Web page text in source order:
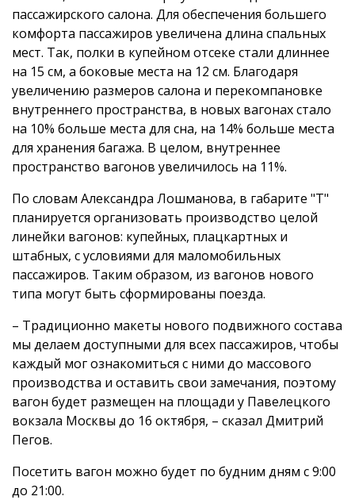
пассажирского салона. Для обеспечения большего
комфорта пассажиров увеличена длина спальных
мест. Так, полки в купейном отсеке стали длиннее
на 15 см, а боковые места на 12 см. Благодаря
увеличению размеров салона и перекомпановке
внутреннего пространства, в новых вагонах стало
на 10% больше места для сна, на 14% больше места
для хранения багажа. В целом, внутреннее
пространство вагонов увеличилось на 11%.
По словам Александра Лошманова, в габарите "Т"
планируется организовать производство целой
линейки вагонов: купейных, плацкартных и
штабных, с условиями для маломобильных
пассажиров. Таким образом, из вагонов нового
типа могут быть сформированы поезда.
– Традиционно макеты нового подвижного состава
мы делаем доступными для всех пассажиров, чтобы
каждый мог ознакомиться с ними до массового
производства и оставить свои замечания, поэтому
вагон будет размещен на площади у Павелецкого
вокзала Москвы до 16 октября, – сказал Дмитрий
Пегов.
Посетить вагон можно будет по будним дням с 9:00
до 21:00.